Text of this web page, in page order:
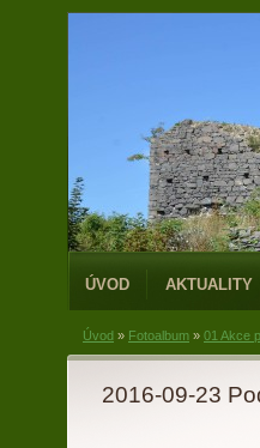
ÚVOD AKTUALITY
Úvod » Fotoalbum » 01 Akce
2016-09-23